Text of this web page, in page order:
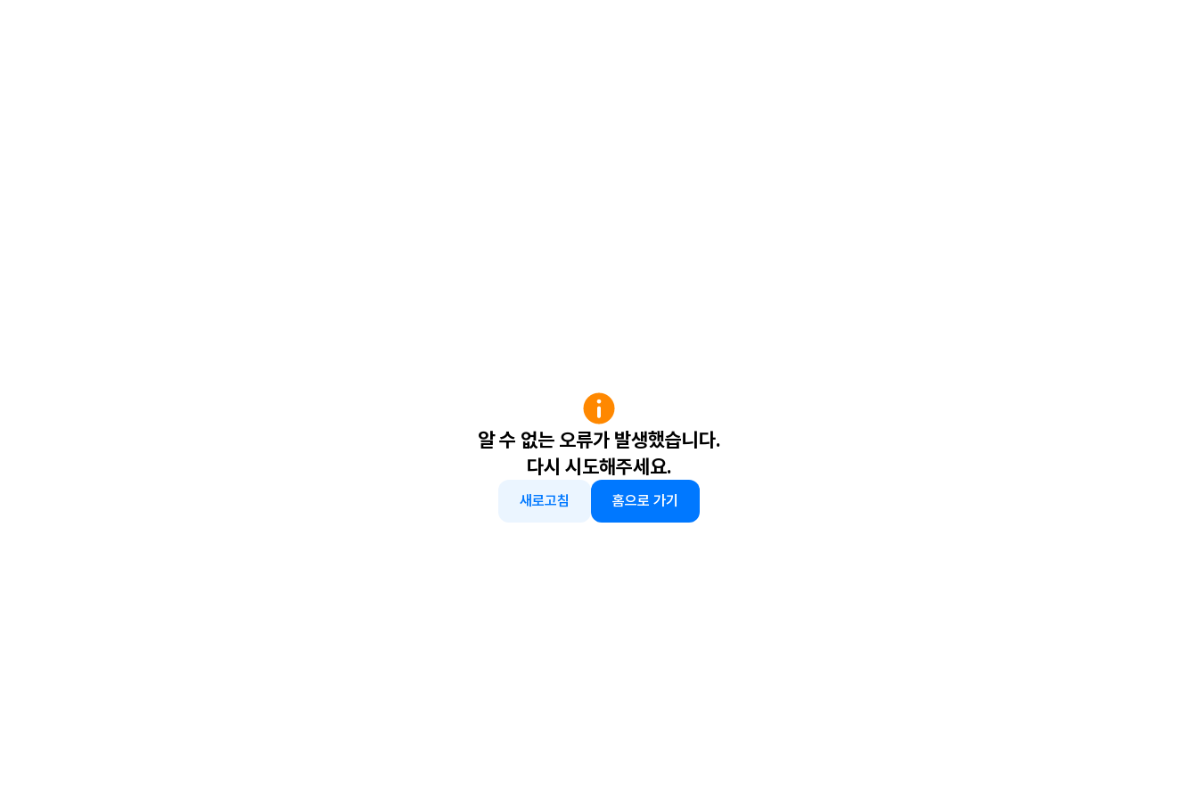
알 수 없는 오류가 발생했습니다.
다시 시도해주세요.
새로고침 홈으로 가기